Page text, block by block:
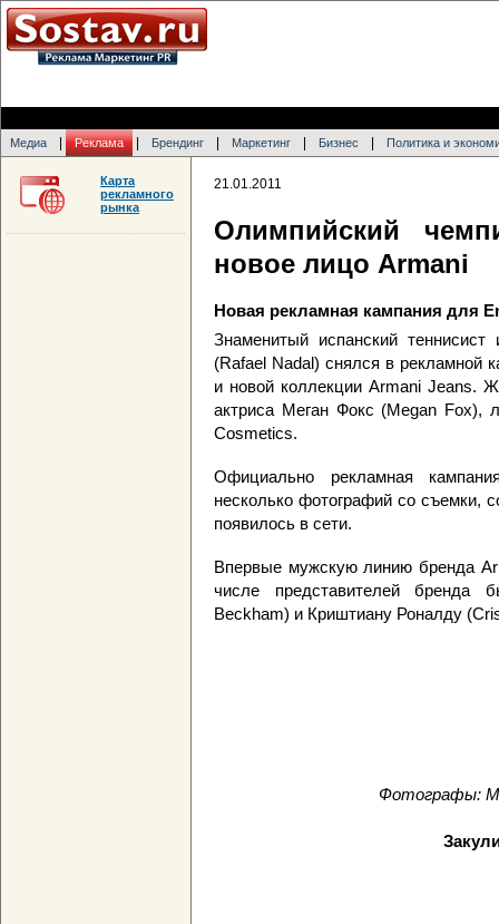
Медиа Реклама Брендинг Маркетинг Бизнес Политика и
21.01.2011
Олимпийский
новое лицо Armani
Новая рекламная кампания для
Знаменитый испанский
(Rafael Nadal) снялся в рекламной
и новой коллекции Armani Jeans.
актриса Меган Фокс (Megan Fox),
Cosmetics.
Официально рекламная
несколько фотографий со съемки,
появилось в сети.
Впервые мужскую линию бренда
числе представителей
Beckham) и Криштиану Роналду
Фотографы:
Карта
рекламного
рынка